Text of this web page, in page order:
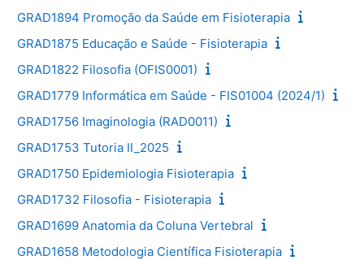
GRAD1894 Promoção da Saúde em Fisioterapia
GRAD1875 Educação e Saúde - Fisioterapia
GRAD1822 Filosofia (OFIS0001)
GRAD1779 Informática em Saúde - FIS01004 (2024/1)
GRAD1756 Imaginologia (RAD0011)
GRAD1753 Tutoria II_2025
GRAD1750 Epidemiologia Fisioterapia
GRAD1732 Filosofia - Fisioterapia
GRAD1699 Anatomia da Coluna Vertebral
GRAD1658 Metodologia Científica Fisioterapia